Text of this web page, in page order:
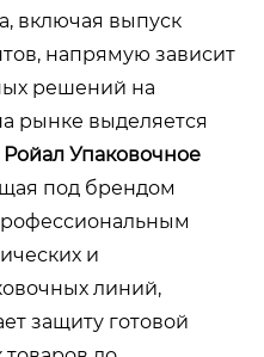
включая выпуск
напрямую зависит
решений на
рынке выделяется
Упаковочное
под брендом
и
линий,
защиту готовой